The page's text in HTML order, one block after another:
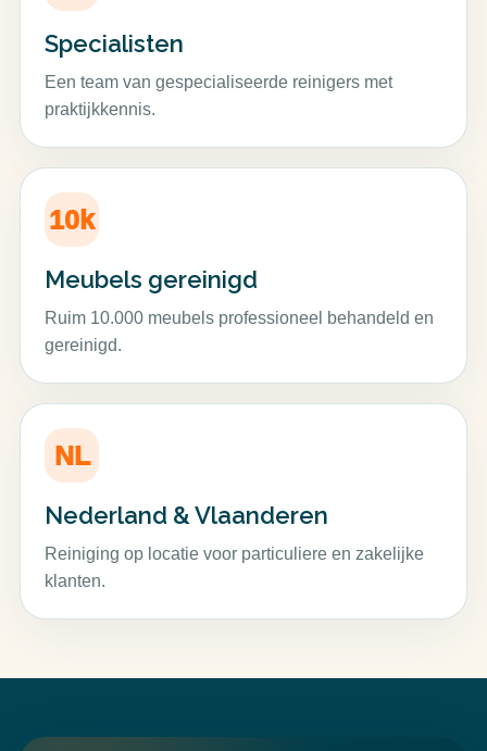
Specialisten
Een team van gespecialiseerde reinigers met
praktijkkennis.
10k
Meubels gereinigd
Ruim 10.000 meubels professioneel behandeld en
gereinigd.
NL
Nederland & Vlaanderen
Reiniging op locatie voor particuliere en zakelijke
klanten.